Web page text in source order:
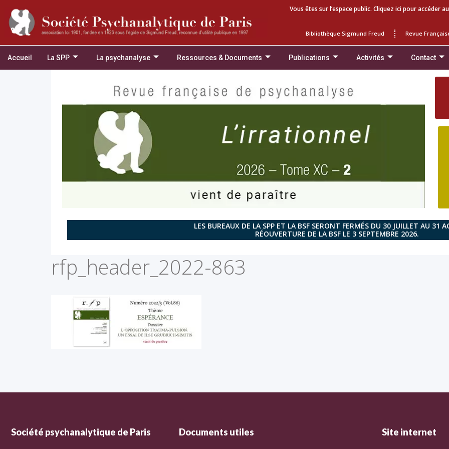
Vous êtes sur l’espace public. Cliquez ici pour accéder
Bibliothèque Sigmund Freud Revue
Accueil La SPP La psychanalyse Ressources & Documents Publications Activités Contact
LES BUREAUX DE LA SPP ET LA BSF SERONT FERMÉS DU 30 JUILLET AU 31
RÉOUVERTURE DE LA BSF LE 3 SEPTEMBRE 2026.
rfp_header_2022-863
Société psychanalytique de Paris Documents utiles Site internet